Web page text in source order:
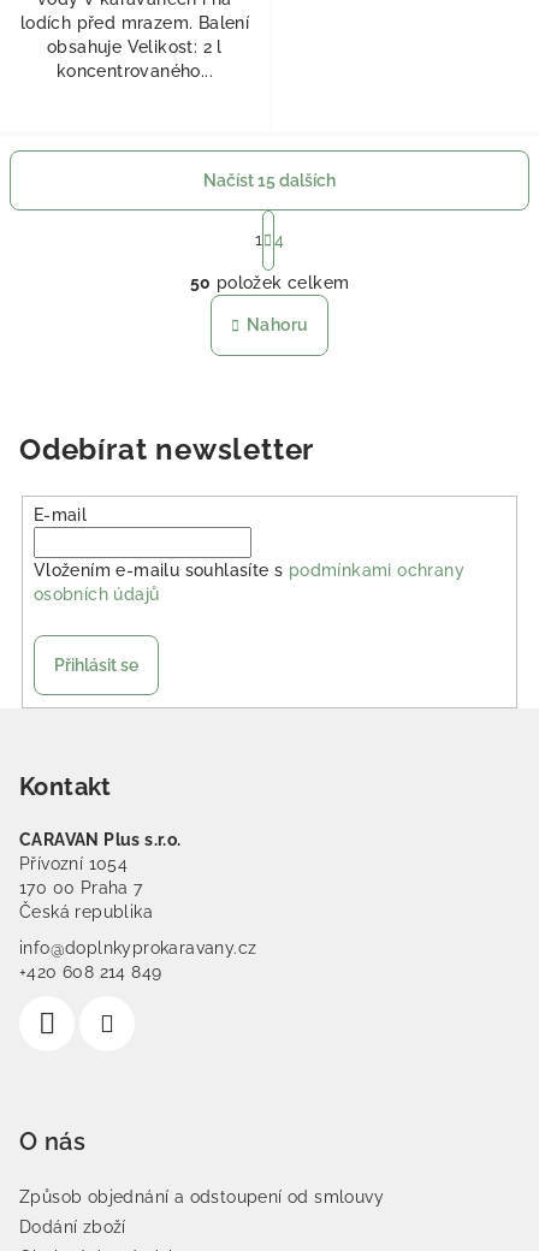
lodích před mrazem. Balení
obsahuje Velikost: 2 l
koncentrovaného...
Ovládací prvky výpisu
Načíst 15 dalších
Stránkování
1 4
50 položek celkem
Nahoru
Odebírat newsletter
E-mail
Vložením e-mailu souhlasíte s podmínkami ochrany
osobních údajů
Přihlásit se
Kontakt
CARAVAN Plus s.r.o.
Přívozní 1054
170 00 Praha 7
Česká republika
info@doplnkyprokaravany.cz
+420 608 214 849
O nás
Způsob objednání a odstoupení od smlouvy
Dodání zboží